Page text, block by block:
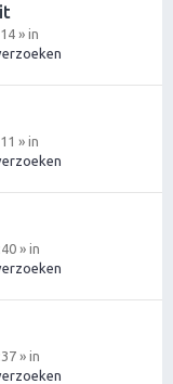
» in
» in
» in
» in